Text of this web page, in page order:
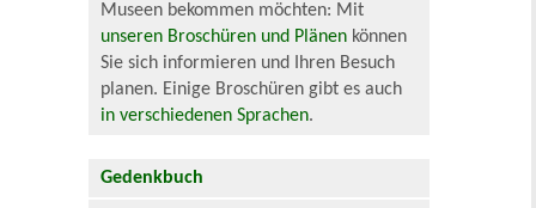
Museen bekommen möchten: Mit
unseren Broschüren und Plänen können
Sie sich informieren und Ihren Besuch
planen. Einige Broschüren gibt es auch
in verschiedenen Sprachen.
Gedenkbuch